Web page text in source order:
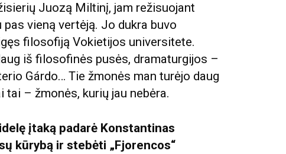
Juozą Miltinį, jam režisuojant
vieną vertėją. Jo dukra buvo
filosofiją Vokietijos universitete.
iš filosofinės pusės, dramaturgijos –
Gárdo… Tie žmonės man turėjo daug
– žmonės, kurių jau nebėra.
įtaką padarė Konstantinas
kūrybą ir stebėti „Fjorencos“